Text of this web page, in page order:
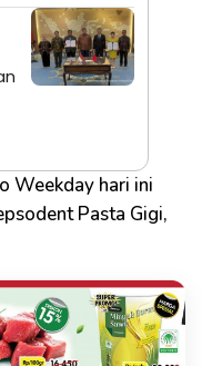
Weekday hari ini
Pasta Gigi,